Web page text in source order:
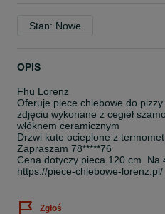
Stan: Nowe
OPIS
Fhu Lorenz
Oferuje piece chlebowe do
zdjęciu wykonane z cegieł
włóknem ceramicznym
Drzwi kute ocieplone z
Zapraszam 78*****76
Cena dotyczy pieca 120 cm. Na
https://piece-chlebowe-lorenz.pl/
Zgłoś